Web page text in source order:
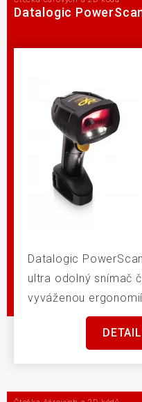
Datalogic
Datalogic
ultra odolný snímač
vyváženou ergonomií.